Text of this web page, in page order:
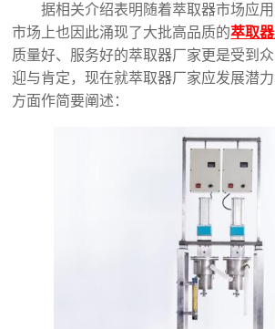
据相关介绍表明随着萃取器市场应用
市场上也因此涌现了大批高品质的萃取
质量好、服务好的萃取器厂家更是受到
迎与肯定，现在就萃取器厂家应发展潜
方面作简要阐述：